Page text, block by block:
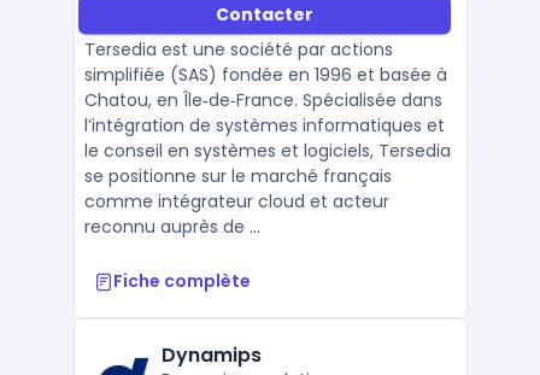
Contacter
Tersedia est une société par actions
simplifiée (SAS) fondée en 1996 et basée à
Chatou, en Île‑de‑France. Spécialisée dans
l’intégration de systèmes informatiques et
le conseil en systèmes et logiciels, Tersedia
se positionne sur le marché français
comme intégrateur cloud et acteur
reconnu auprès de ...
Fiche complète
Dynamips